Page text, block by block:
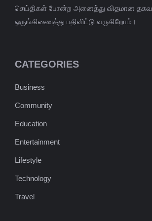
செய்திகள் போன்ற அனைத்து விதமான
ஒருங்கிணைத்து பதிவிட்டு வருகிறோம்।
CATEGORIES
Business
Community
Education
Entertainment
Lifestyle
Technology
Travel